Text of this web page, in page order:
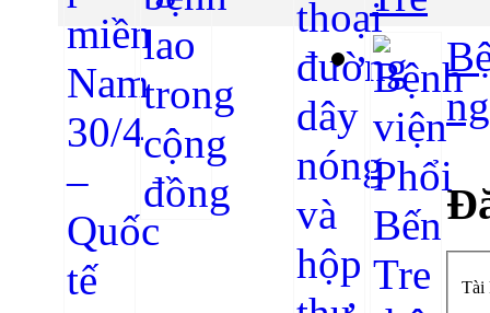
Tài